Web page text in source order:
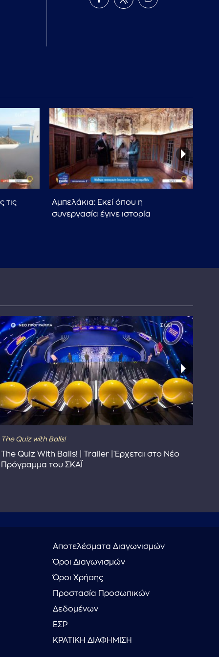
τις
Αμπελάκια: Εκεί όπου η
συνεργασία έγινε ιστορία
The Quiz with Balls!
The Quiz With Balls! | Trailer | Έρχεται στο Νέο
Πρόγραμμα του ΣΚΑΪ
Αποτελέσματα Διαγωνισμών
Όροι Διαγωνισμών
Όροι Χρήσης
Προστασία Προσωπικών
Δεδομένων
ΕΣΡ
ΚΡΑΤΙΚΗ ΔΙΑΦΗΜΙΣΗ